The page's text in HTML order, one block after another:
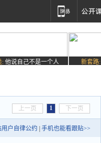
: 他说自己不是一个人 新套路:
上一页 1 下一页
用户自律公约 手机也能看跟贴>>